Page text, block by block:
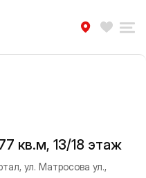
кв.м, 13/18 этаж
ул. Матросова ул.,